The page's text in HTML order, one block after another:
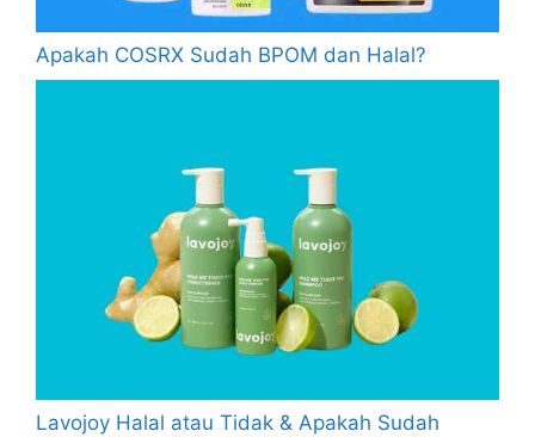
Apakah COSRX Sudah BPOM dan Halal?
Lavojoy Halal atau Tidak & Apakah Sudah